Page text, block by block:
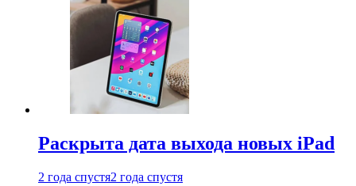
Раскрыта дата выхода новых iPad
2 года спустя2 года спустя